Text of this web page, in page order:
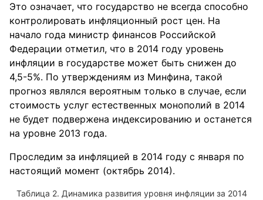
Это означает, что государство не всегда способно
контролировать инфляционный рост цен. На
начало года министр финансов Российской
Федерации отметил, что в 2014 году уровень
инфляции в государстве может быть снижен до
4,5-5%. По утверждениям из Минфина, такой
прогноз являлся вероятным только в случае, если
стоимость услуг естественных монополий в 2014
не будет подвержена индексированию и останется
на уровне 2013 года.
Проследим за инфляцией в 2014 году с января по
настоящий момент (октябрь 2014).
Динамика развития уровня инфляции за 2014